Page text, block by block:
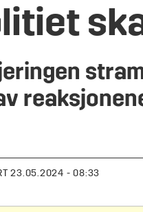
23.05.2024 - 08:33